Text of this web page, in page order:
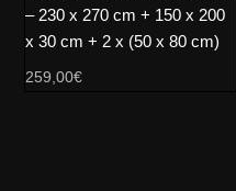
– 230 x 270 cm + 150 x 200
x 30 cm + 2 x (50 x 80 cm)
259,00€